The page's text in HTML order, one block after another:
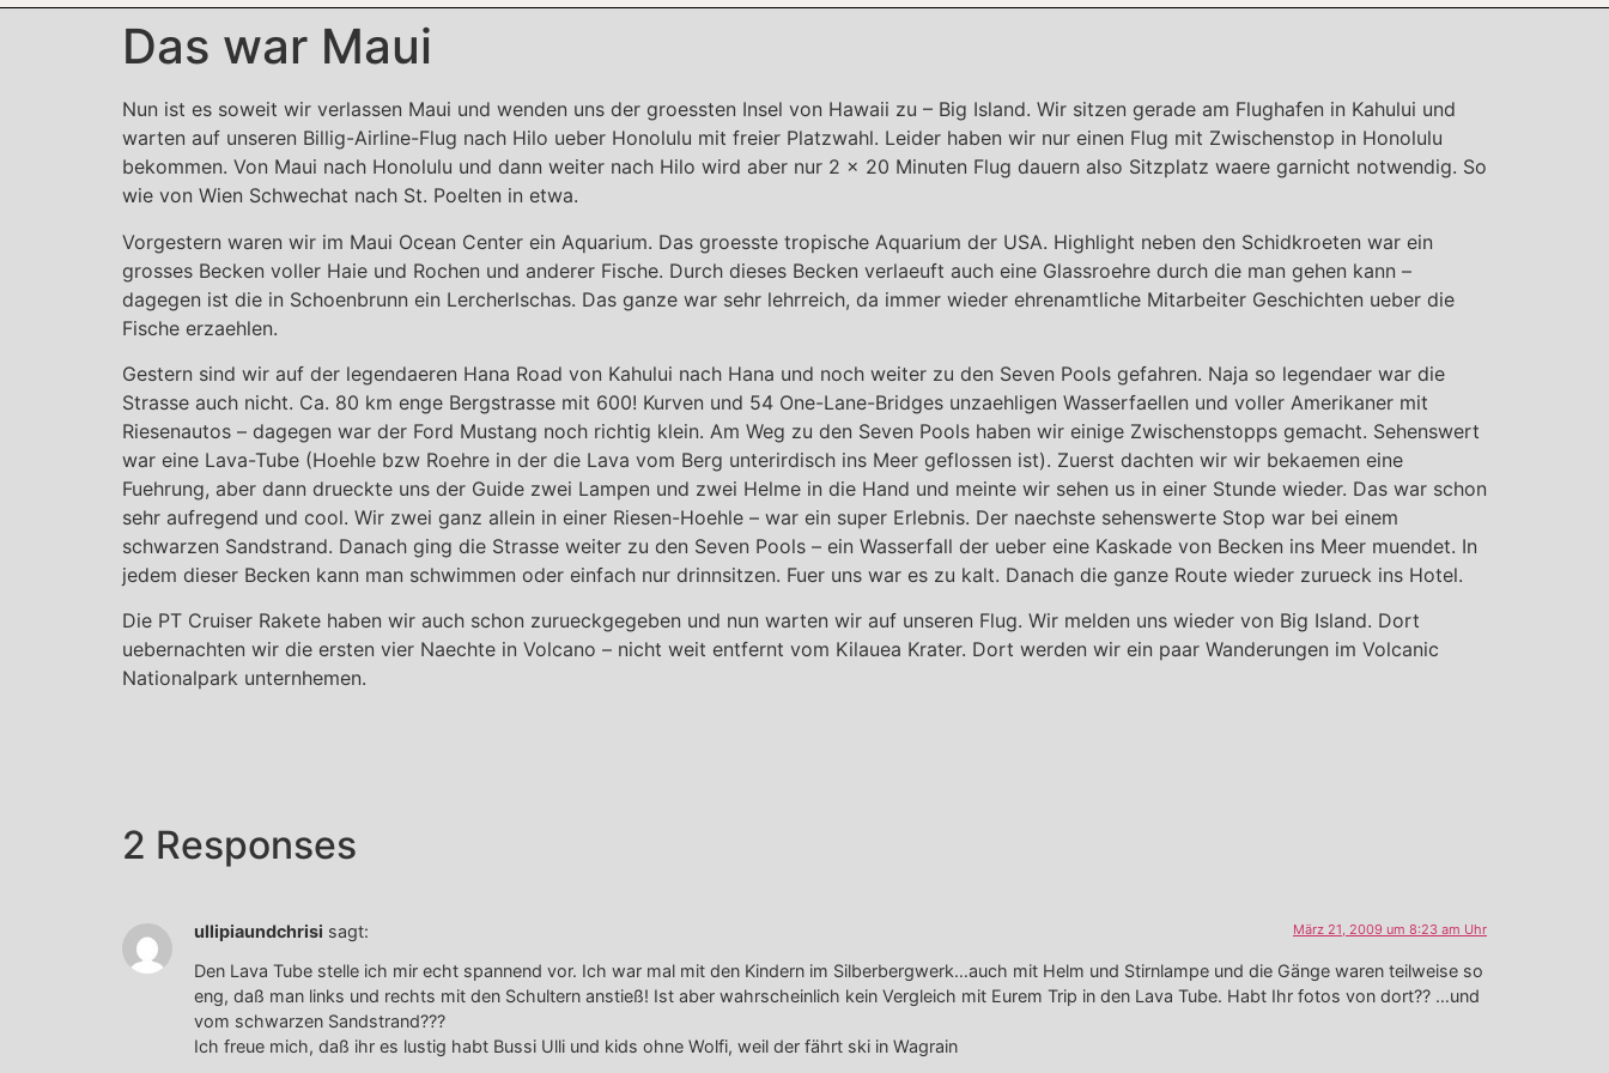
Das war Maui
Nun ist es soweit wir verlassen Maui und wenden uns der groessten Insel von Hawaii zu – Big Island. Wir sitzen gerade am Flughafen in Kahului und
warten auf unseren Billig-Airline-Flug nach Hilo ueber Honolulu mit freier Platzwahl. Leider haben wir nur einen Flug mit Zwischenstop in Honolulu
bekommen. Von Maui nach Honolulu und dann weiter nach Hilo wird aber nur 2 x 20 Minuten Flug dauern also Sitzplatz waere garnicht notwendig. So
wie von Wien Schwechat nach St. Poelten in etwa.
Vorgestern waren wir im Maui Ocean Center ein Aquarium. Das groesste tropische Aquarium der USA. Highlight neben den Schidkroeten war ein
grosses Becken voller Haie und Rochen und anderer Fische. Durch dieses Becken verlaeuft auch eine Glassroehre durch die man gehen kann –
dagegen ist die in Schoenbrunn ein Lercherlschas. Das ganze war sehr lehrreich, da immer wieder ehrenamtliche Mitarbeiter Geschichten ueber die
Fische erzaehlen.
Gestern sind wir auf der legendaeren Hana Road von Kahului nach Hana und noch weiter zu den Seven Pools gefahren. Naja so legendaer war die
Strasse auch nicht. Ca. 80 km enge Bergstrasse mit 600! Kurven und 54 One-Lane-Bridges unzaehligen Wasserfaellen und voller Amerikaner mit
Riesenautos – dagegen war der Ford Mustang noch richtig klein. Am Weg zu den Seven Pools haben wir einige Zwischenstopps gemacht. Sehenswert
war eine Lava-Tube (Hoehle bzw Roehre in der die Lava vom Berg unterirdisch ins Meer geflossen ist). Zuerst dachten wir wir bekaemen eine
Fuehrung, aber dann drueckte uns der Guide zwei Lampen und zwei Helme in die Hand und meinte wir sehen us in einer Stunde wieder. Das war schon
sehr aufregend und cool. Wir zwei ganz allein in einer Riesen-Hoehle – war ein super Erlebnis. Der naechste sehenswerte Stop war bei einem
schwarzen Sandstrand. Danach ging die Strasse weiter zu den Seven Pools – ein Wasserfall der ueber eine Kaskade von Becken ins Meer muendet. In
jedem dieser Becken kann man schwimmen oder einfach nur drinnsitzen. Fuer uns war es zu kalt. Danach die ganze Route wieder zurueck ins Hotel.
Die PT Cruiser Rakete haben wir auch schon zurueckgegeben und nun warten wir auf unseren Flug. Wir melden uns wieder von Big Island. Dort
uebernachten wir die ersten vier Naechte in Volcano – nicht weit entfernt vom Kilauea Krater. Dort werden wir ein paar Wanderungen im Volcanic
Nationalpark unternhemen.
2 Responses
ullipiaundchrisi sagt: März 21, 2009 um 8:23 am Uhr
Den Lava Tube stelle ich mir echt spannend vor. Ich war mal mit den Kindern im Silberbergwerk…auch mit Helm und Stirnlampe und die Gänge waren teilweise so
eng, daß man links und rechts mit den Schultern anstieß! Ist aber wahrscheinlich kein Vergleich mit Eurem Trip in den Lava Tube. Habt Ihr fotos von dort?? …und
vom schwarzen Sandstrand???
Ich freue mich, daß ihr es lustig habt Bussi Ulli und kids ohne Wolfi, weil der fährt ski in Wagrain